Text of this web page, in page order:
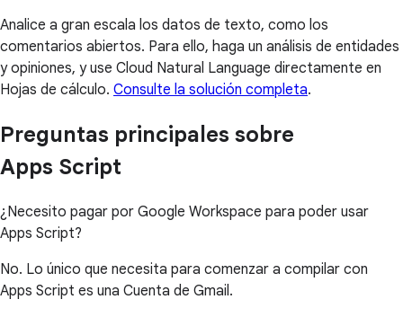
Analice a gran escala los datos de texto, como los
comentarios abiertos. Para ello, haga un análisis de entidades
y opiniones, y use Cloud Natural Language directamente en
Hojas de cálculo. Consulte la solución completa.
Preguntas principales sobre
Apps Script
¿Necesito pagar por Google Workspace para poder usar
Apps Script?
No. Lo único que necesita para comenzar a compilar con
Apps Script es una Cuenta de Gmail.